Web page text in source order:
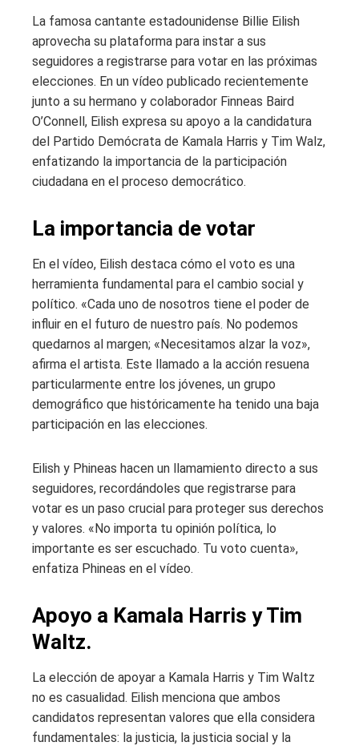
La famosa cantante estadounidense Billie Eilish
aprovecha su plataforma para instar a sus
seguidores a registrarse para votar en las próximas
elecciones. En un vídeo publicado recientemente
junto a su hermano y colaborador Finneas Baird
O’Connell, Eilish expresa su apoyo a la candidatura
del Partido Demócrata de Kamala Harris y Tim Walz,
enfatizando la importancia de la participación
ciudadana en el proceso democrático.
La importancia de votar
En el vídeo, Eilish destaca cómo el voto es una
herramienta fundamental para el cambio social y
político. «Cada uno de nosotros tiene el poder de
influir en el futuro de nuestro país. No podemos
quedarnos al margen; «Necesitamos alzar la voz»,
afirma el artista. Este llamado a la acción resuena
particularmente entre los jóvenes, un grupo
demográfico que históricamente ha tenido una baja
participación en las elecciones.
Eilish y Phineas hacen un llamamiento directo a sus
seguidores, recordándoles que registrarse para
votar es un paso crucial para proteger sus derechos
y valores. «No importa tu opinión política, lo
importante es ser escuchado. Tu voto cuenta»,
enfatiza Phineas en el vídeo.
Apoyo a Kamala Harris y Tim
Waltz.
La elección de apoyar a Kamala Harris y Tim Waltz
no es casualidad. Eilish menciona que ambos
candidatos representan valores que ella considera
fundamentales: la justicia, la justicia social y la